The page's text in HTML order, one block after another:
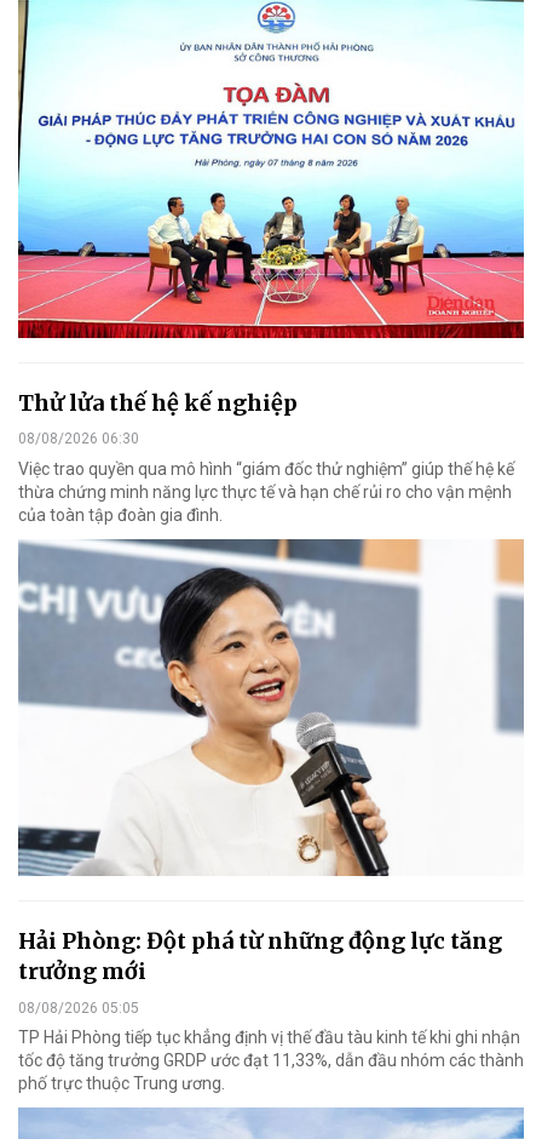
Thử lửa thế hệ kế nghiệp
08/08/2026 06:30
Việc trao quyền qua mô hình “giám đốc thử nghiệm” giúp thế hệ kế
thừa chứng minh năng lực thực tế và hạn chế rủi ro cho vận mệnh
của toàn tập đoàn gia đình.
Hải Phòng: Đột phá từ những động lực tăng
trưởng mới
08/08/2026 05:05
TP Hải Phòng tiếp tục khẳng định vị thế đầu tàu kinh tế khi ghi nhận
tốc độ tăng trưởng GRDP ước đạt 11,33%, dẫn đầu nhóm các thành
phố trực thuộc Trung ương.